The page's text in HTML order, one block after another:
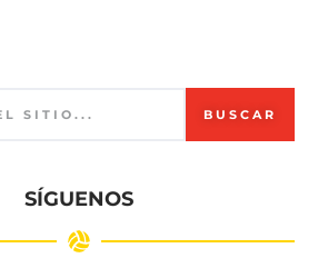
BUSCAR
SÍGUENOS